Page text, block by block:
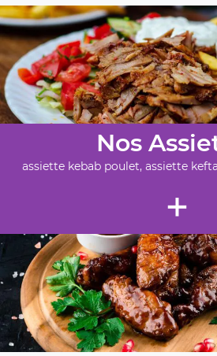
Nos
assiette kebab poulet, assiette
+